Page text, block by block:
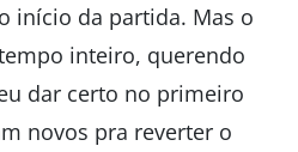
início da partida. Mas o
inteiro, querendo
dar certo no primeiro
novos pra reverter o